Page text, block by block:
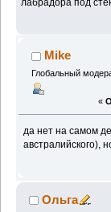
Mike
Глобальный
«
да нет на самом
австралийского),
Ольга